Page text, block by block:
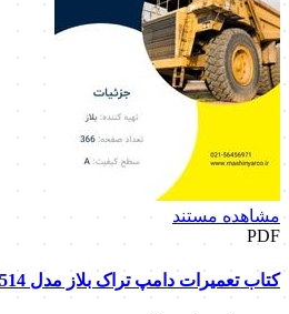
مشاهده مستند
PDF
کتاب تعمیرات دامپ تراک بلاز مدل 7514-75145-75131-75132